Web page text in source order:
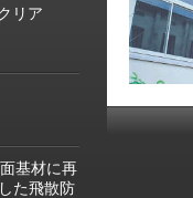
リア
基材に再
た飛散防